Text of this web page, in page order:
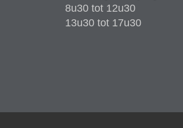
8u30 tot 12u30
13u30 tot 17u30